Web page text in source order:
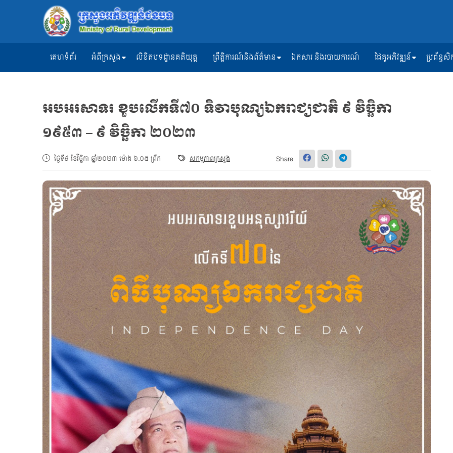
គេហទំព័រ អំពីក្រសួង លិខិតបទដ្ឋានគតិយុត្ត ព្រឹត្តិការណ៍និងព័ត៌មាន ឯកសារ និងរបាយការណ៍ ដៃគូអភិវឌ្ឍន៍ ប្រព័ន្ធ
អបអរសាទរ ខួបលើកទី៧០ ទិវាបុណ្យឯករាជ្យជាតិ ៩ វិច្ឆិកា
១៩៥៣ – ៩ វិច្ឆិកា ២០២៣
ថ្ងៃទី៩ ខែវិច្ឆិកា ឆ្នាំ២០២៣ ម៉ោង ៦:០៥ ព្រឹក សកម្មភាពក្រសួង Share